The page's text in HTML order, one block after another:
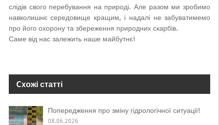
слідів свого перебування на природі. Але разом ми зробимо
навколишнє середовище кращим, і надалі не забуватимемо
про його охорону та збереження природних скарбів.
Саме від нас залежить наше майбутнє!
Cхожі статті
Попередження про зміну гідрологічної ситуації!
08.06.2026